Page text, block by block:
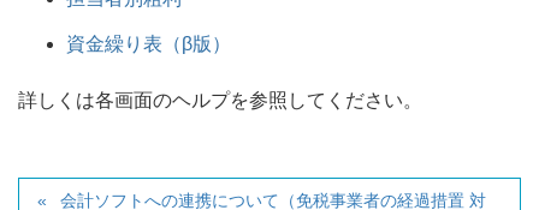
資金繰り表（β版）
詳しくは各画面のヘルプを参照してください。
会計ソフトへの連携について（免税事業者の経過措置 対